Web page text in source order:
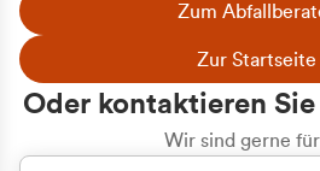
Zum
Zur Startseite
Oder kontaktieren
Wir sind gerne